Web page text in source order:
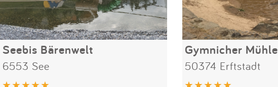
Seebis Bärenwelt
6553 See
Gymnicher Mühle
50374 Erftstadt